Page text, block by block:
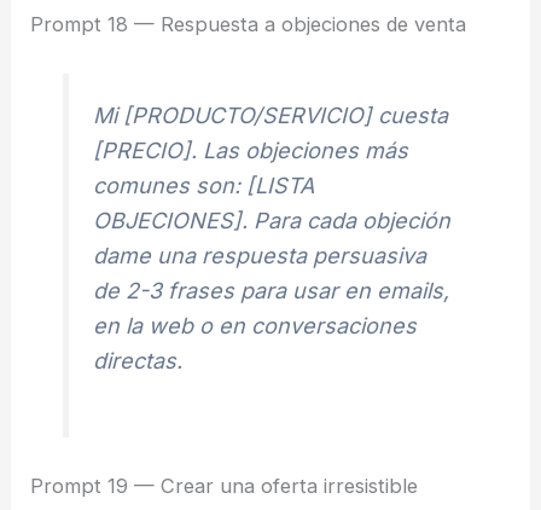
Prompt 18 — Respuesta a objeciones de venta
Mi [PRODUCTO/SERVICIO] cuesta
[PRECIO]. Las objeciones más
comunes son: [LISTA
OBJECIONES]. Para cada objeción
dame una respuesta persuasiva
de 2-3 frases para usar en emails,
en la web o en conversaciones
directas.
Prompt 19 — Crear una oferta irresistible